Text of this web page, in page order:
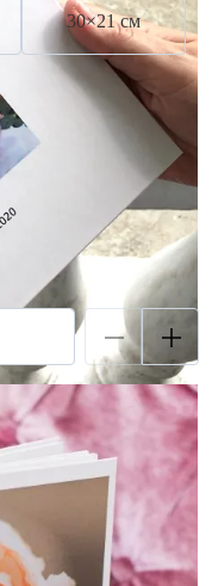
30×21 см